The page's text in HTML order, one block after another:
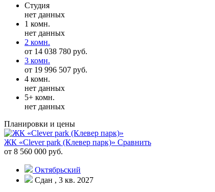
Студия
нет данных
1 комн.
нет данных
2 комн.
от 14 038 780 руб.
3 комн.
от 19 996 507 руб.
4 комн.
нет данных
5+ комн.
нет данных
Планировки и цены
ЖК «Clever park (Клевер парк)» Сравнить
от 8 560 000 руб.
Октябрьский
Сдан , 3 кв. 2027